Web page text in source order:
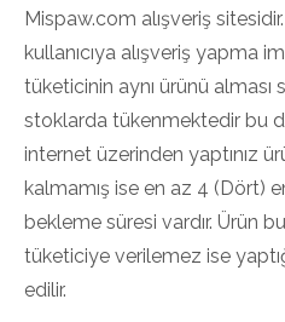
Mispaw.com alışveriş
kullanıcıya alışveriş yapma
tüketicinin aynı ürünü
stoklarda tükenmektedir bu
internet üzerinden yaptınız
kalmamış ise en az 4 (Dört)
bekleme süresi vardır. Ürün
tüketiciye verilemez ise
edilir.